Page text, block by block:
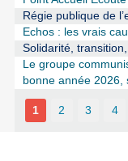
Régie publique de
Echos : les vrais
Solidarité,
Le groupe
bonne année 2026,
1 2 3 4